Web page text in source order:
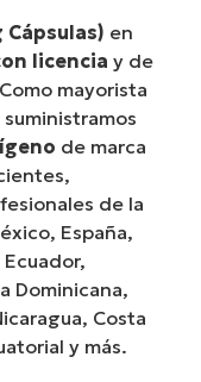
Cápsulas) en
licencia y de
mayorista
de marca
de la
España,
Dominicana,
Costa
y más.